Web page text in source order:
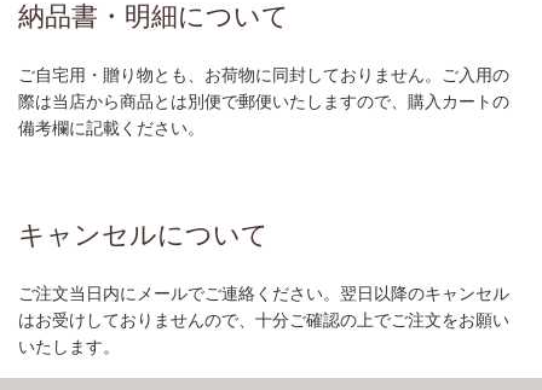
納品書・明細について
ご自宅用・贈り物とも、お荷物に同封しておりません。ご入用の
際は当店から商品とは別便で郵便いたしますので、購入カートの
備考欄に記載ください。
キャンセルについて
ご注文当日内にメールでご連絡ください。翌日以降のキャンセル
はお受けしておりませんので、十分ご確認の上でご注文をお願い
いたします。